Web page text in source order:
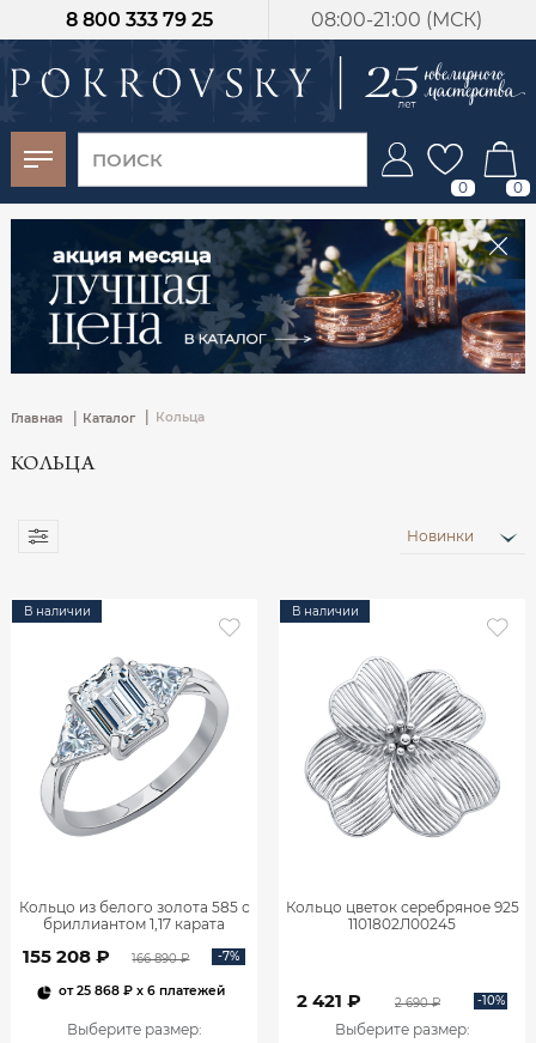
08:00-21:00 (МСК)
8 800 333 79 25
0 0
Главная | Каталог Кольца
КОЛЬЦА
Новинки
В наличии
Кольцо из белого золота 585 с
бриллиантом 1,17 карата
155 208 ₽ 166 890 ₽ -7%
от25 868 ₽x 6 платежей
Выберите размер:
В наличии
Кольцо цветок серебряное 925
1101802Л00245
2 421 ₽ 2 690 ₽ -10%
Выберите размер:
-30%
от 15 дней с
момента оплаты